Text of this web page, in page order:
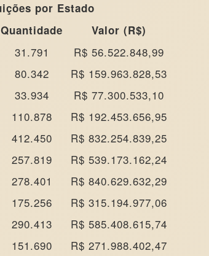
por Estado
Quantidade Valor (R$)
31.791
R$ 56.522.848,99
80.342
R$ 159.963.828,53
33.934
R$ 77.300.533,10
110.878
R$ 192.453.656,95
412.450
R$ 832.254.839,25
257.819
R$ 539.173.162,24
278.401
R$ 840.629.632,29
175.256
R$ 315.194.977,06
290.413
R$ 585.408.615,74
151.690
R$ 271.988.402,47